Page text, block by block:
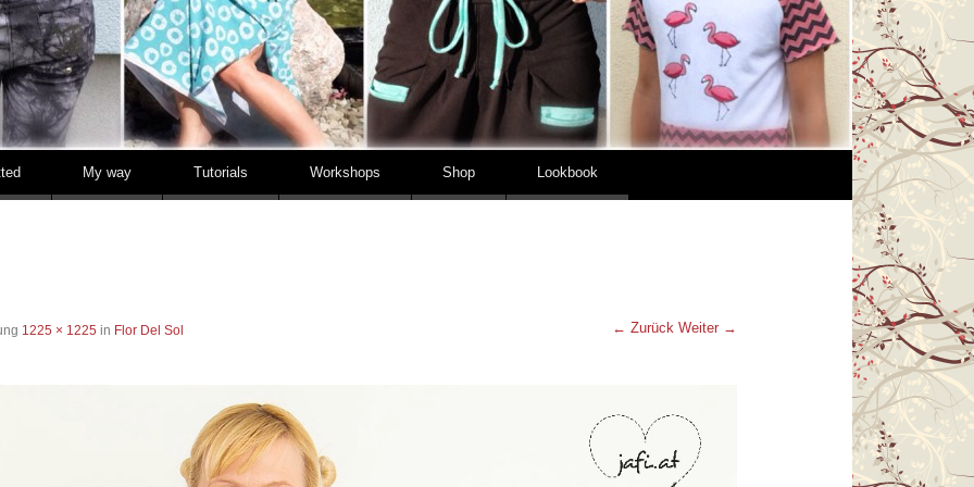
My way Tutorials Workshops Shop Lookbook
1225 × 1225 in Flor Del Sol ← Zurück Weiter →